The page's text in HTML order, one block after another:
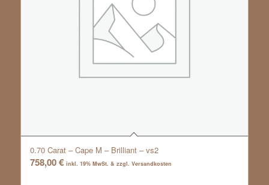
0.70 Carat – Cape M – Brilliant – vs2
758,00€ inkl. 19% MwSt. & zzgl. Versandkosten